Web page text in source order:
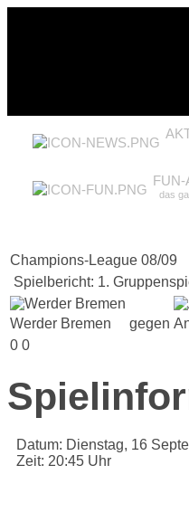
FUN-
das
Champions-League 08/09
Spielbericht: 1.
Werder Bremen gegen
0 0
Datum: Dienstag, 16
Zeit: 20:45 Uhr